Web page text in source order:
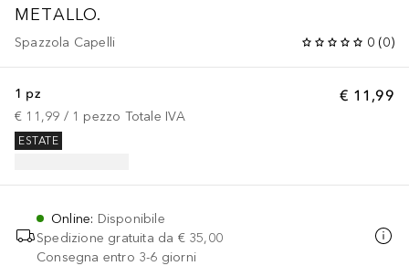
METALLO.
Spazzola Capelli 0 (0)
€ 11,99
1 pz
€ 11,99 / 1 pezzo Totale IVA
ESTATE
Online: Disponibile
Spedizione gratuita da € 35,00
Consegna entro 3-6 giorni